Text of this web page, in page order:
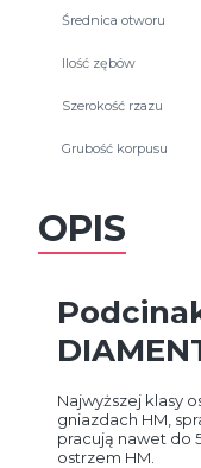
Średnica otworu
Ilość zębów
Szerokość rzazu
Grubość korpusu
OPIS
Najwyższej klasy
gniazdach HM,
pracują nawet do
ostrzem HM.